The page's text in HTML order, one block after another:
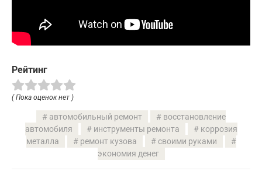
Рейтинг
( Пока оценок нет )
автомобильный ремонт
восстановление
автомобиля
инструменты ремонта
коррозия
металла
ремонт кузова
своими руками
экономия денег